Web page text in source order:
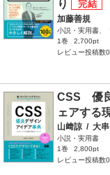
り
加藤善規
小説・実用書、
1巻
2,700pt
レビュー投稿数
CSS 優
ェアする
山﨑諒 / 大
小説・実用書
1巻
2,800pt
レビュー投稿数